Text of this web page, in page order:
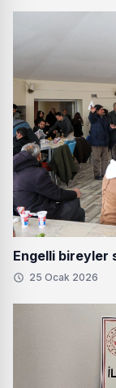
Engelli bireyler
25 Ocak 2026